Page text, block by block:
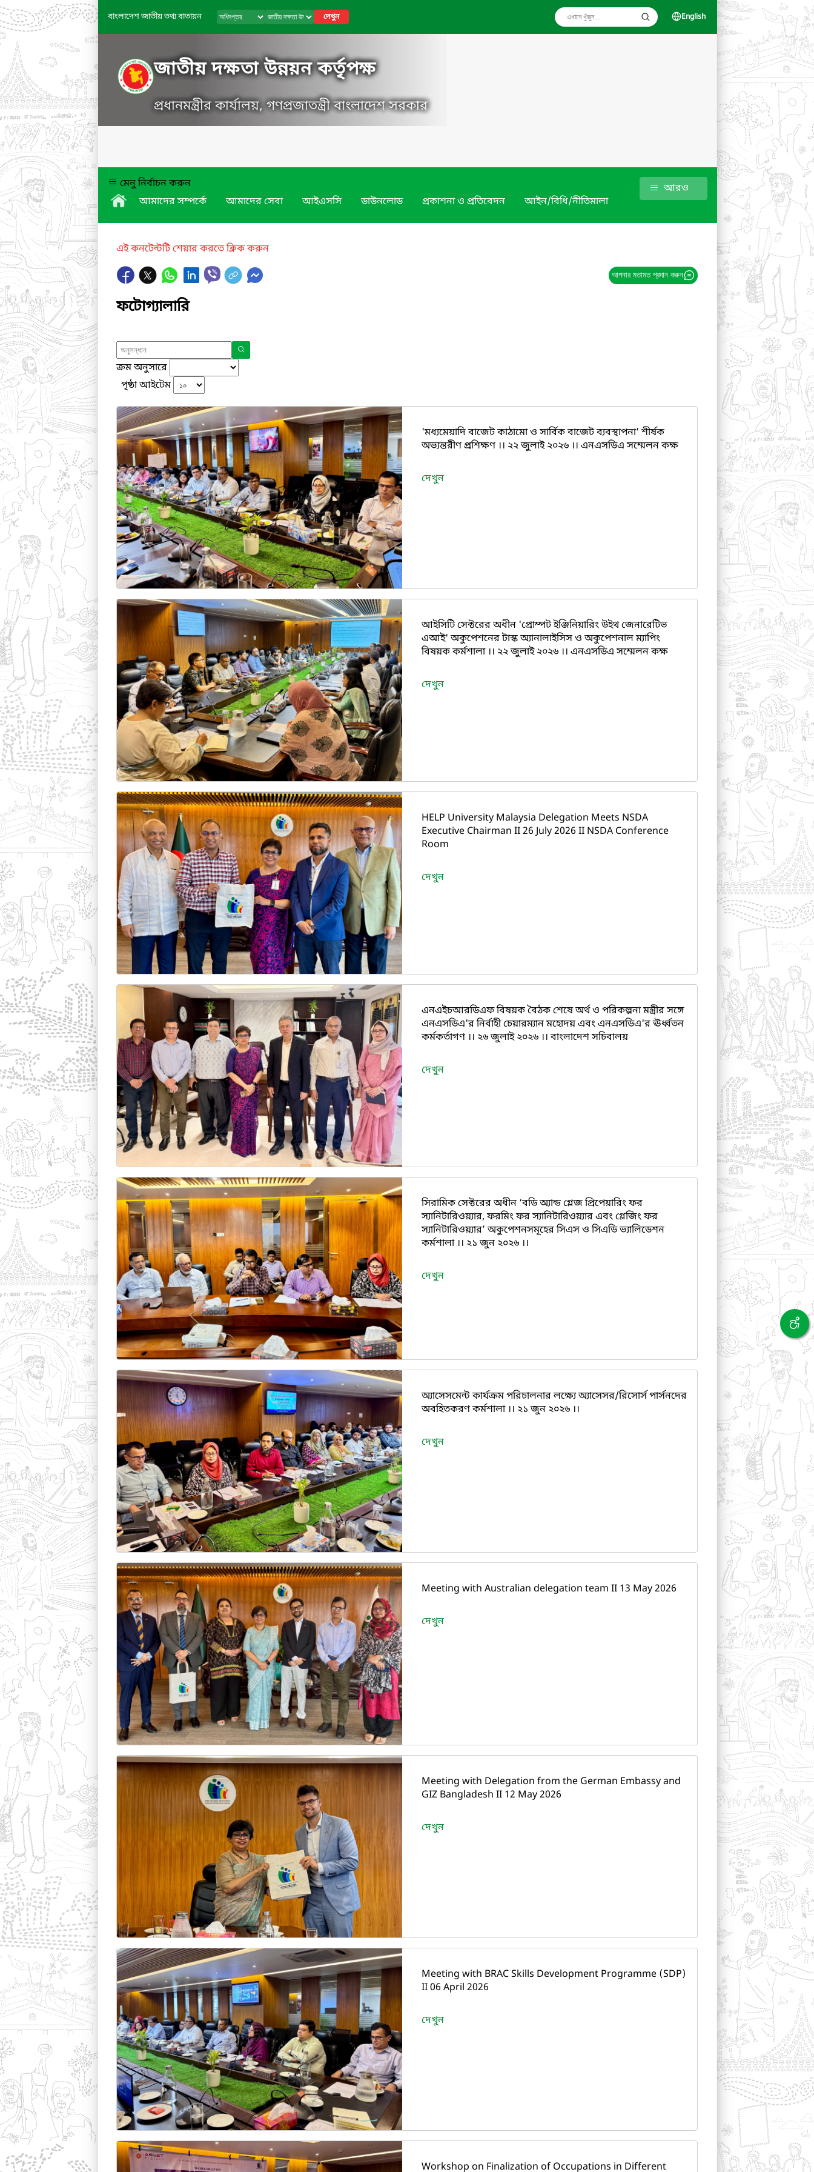
বাংলাদেশ জাতীয় তথ্য বাতায়ন দেখুন English
জাতীয় দক্ষতা উন্নয়ন কর্তৃপক্ষ
প্রধানমন্ত্রীর কার্যালয়, গণপ্রজাতন্ত্রী বাংলাদেশ সরকার
মেনু নির্বাচন করুন
আমাদের সম্পর্কে
আমাদের সেবা আইএসসি ডাউনলোড প্রকাশনা ও প্রতিবেদন আইন/বিধি/নীতিমালা
আরও
এই কনটেন্টটি শেয়ার করতে ক্লিক করুন
আপনার মতামত প্রদান করুন
ফটোগ্যালারি
ক্রম অনুসারে
পৃষ্ঠা আইটেম
'মধ্যমেয়াদি বাজেট কাঠামো ও সার্বিক বাজেট ব্যবস্থাপনা' শীর্ষক
অভ্যন্তরীণ প্রশিক্ষণ ।। ২২ জুলাই ২০২৬ ।। এনএসডিএ সম্মেলন কক্ষ
দেখুন
আইসিটি সেক্টরের অধীন 'প্রোম্পট ইঞ্জিনিয়ারিং উইথ জেনারেটিভ
এআই' অকুপেশনের টাস্ক অ্যানালাইসিস ও অকুপেশনাল ম্যাপিং
বিষয়ক কর্মশালা ।। ২২ জুলাই ২০২৬ ।। এনএসডিএ সম্মেলন কক্ষ
দেখুন
HELP University Malaysia Delegation Meets NSDA
Executive Chairman II 26 July 2026 II NSDA Conference
Room
দেখুন
এনএইচআরডিএফ বিষয়ক বৈঠক শেষে অর্থ ও পরিকল্পনা মন্ত্রীর সঙ্গে
এনএসডিএ'র নির্বাহী চেয়ারম্যান মহোদয় এবং এনএসডিএ'র ঊর্ধ্বতন
কর্মকর্তাগণ ।। ২৬ জুলাই ২০২৬ ।। বাংলাদেশ সচিবালয়
দেখুন
সিরামিক সেক্টরের অধীন ‘বডি অ্যান্ড গ্লেজ প্রিপেয়ারিং ফর
স্যানিটারিওয়্যার, ফরমিং ফর স্যানিটারিওয়্যার এবং গ্লেজিং ফর
স্যানিটারিওয়্যার’ অকুপেশনসমূহের সিএস ও সিএডি ভ্যালিডেশন
কর্মশালা ।। ২১ জুন ২০২৬ ।।
দেখুন
অ্যাসেসমেন্ট কার্যক্রম পরিচালনার লক্ষ্যে অ্যাসেসর/রিসোর্স পার্সনদের
অবহিতকরণ কর্মশালা ।। ২১ জুন ২০২৬ ।।
দেখুন
Meeting with Australian delegation team II 13 May 2026
দেখুন
Meeting with Delegation from the German Embassy and
GIZ Bangladesh II 12 May 2026
দেখুন
Meeting with BRAC Skills Development Programme (SDP)
II 06 April 2026
দেখুন
Workshop on Finalization of Occupations in Different